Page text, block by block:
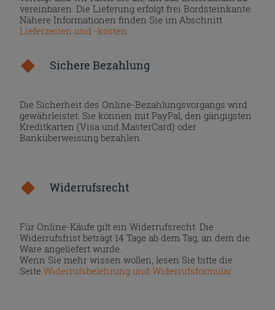
vereinbaren. Die Lieferung erfolgt frei Bordsteinkante.
Nähere Informationen finden Sie im Abschnitt
Lieferzeiten und -kosten
Sichere Bezahlung
Die Sicherheit des Online-Bezahlungsvorgangs wird
gewährleistet. Sie können mit PayPal, den gängigsten
Kreditkarten (Visa und MasterCard) oder
Banküberweisung bezahlen.
Widerrufsrecht
Für Online-Käufe gilt ein Widerrufsrecht. Die
Widerrufsfrist beträgt 14 Tage ab dem Tag, an dem die
Ware angeliefert wurde.
Wenn Sie mehr wissen wollen, lesen Sie bitte die
SeiteWiderrufsbelehrung und Widerrufsformular.